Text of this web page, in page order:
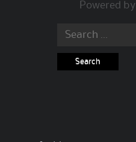
Powered by
Search